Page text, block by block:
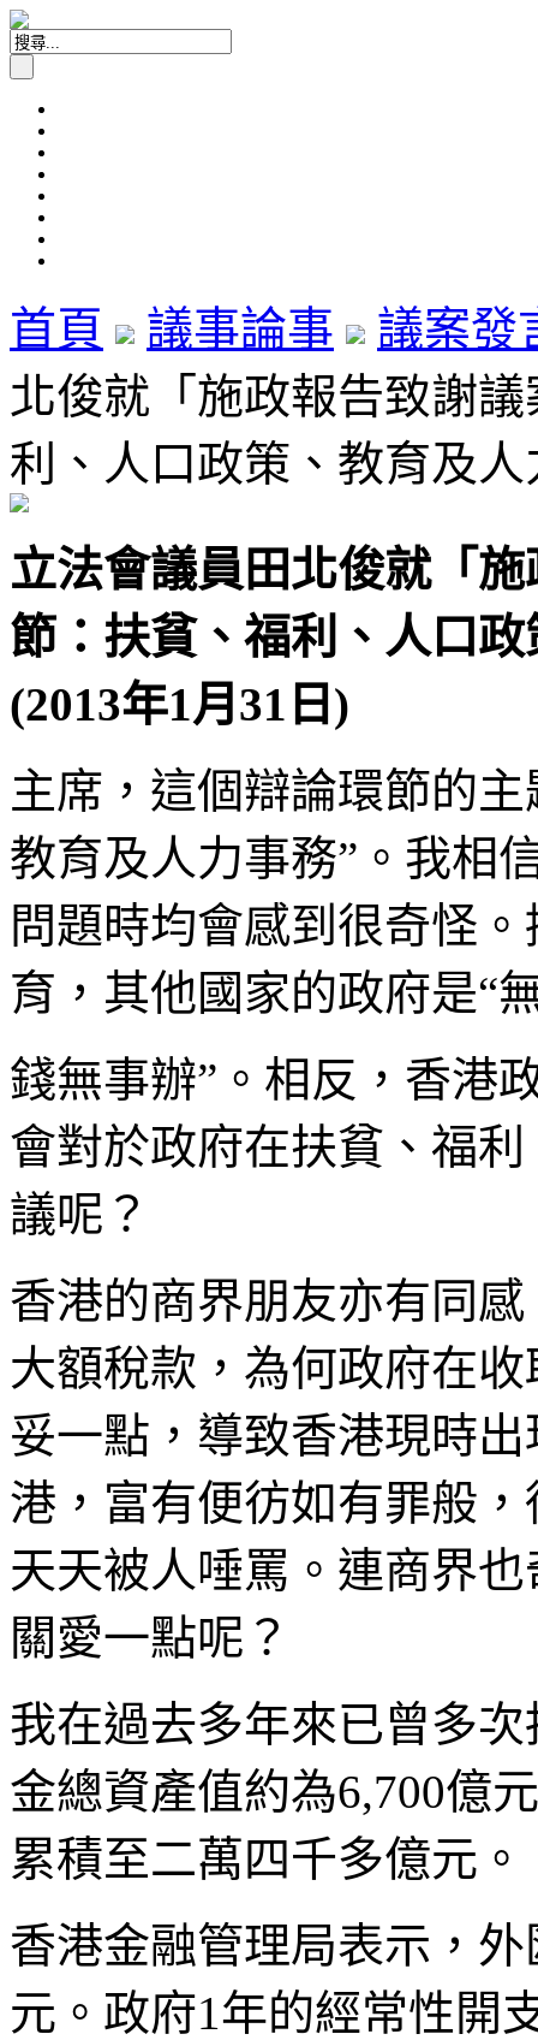
首頁 議事論事
議案發
北俊就「施政報告致謝
利、人口政策、教育及
立法會議員田北俊就「施
節：扶貧、福利、人口
(2013年1月31日)
主席，這個辯論環節的
教育及人力事務”。我相
問題時均會感到很奇怪
育，其他國家的政府是“
錢無事辦”。相反，香港
會對於政府在扶貧、福
議呢？
香港的商界朋友亦有同
大額稅款，為何政府在
妥一點，導致香港現時
港，富有便彷如有罪般
天天被人唾罵。連商界
關愛一點呢？
我在過去多年來已曾多
金總資產值約為6,700億
累積至二萬四千多億元。
香港金融管理局表示，
元。政府1年的經常性開